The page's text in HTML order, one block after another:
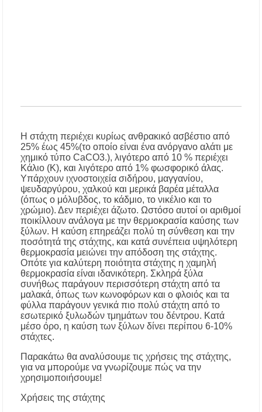
Υποχρεωτικά μέσω τράπεζας τα ενοίκια από
την 1η Οκτωβρίου 2026 – Τι αλλάζει για
ιδιοκτήτες και ενοικιαστές
Η στάχτη περιέχει κυρίως ανθρακικό ασβέστιο από
25% έως 45%(το οποίο είναι ένα ανόργανο αλάτι με
χημικό τύπο CaCO3.), λιγότερο από 10 % περιέχει
Κάλιο (Κ), και λιγότερο από 1% φωσφορικό άλας.
Υπάρχουν ιχνοστοιχεία σιδήρου, μαγγανίου,
ψευδαργύρου, χαλκού και μερικά βαρέα μέταλλα
(όπως ο μόλυβδος, το κάδμιο, το νικέλιο και το
χρώμιο). Δεν περιέχει άζωτο. Ωστόσο αυτοί οι αριθμοί
ποικίλλουν ανάλογα με την θερμοκρασία καύσης των
ξύλων. Η καύση επηρεάζει πολύ τη σύνθεση και την
ποσότητά της στάχτης, και κατά συνέπεια υψηλότερη
θερμοκρασία μειώνει την απόδοση της στάχτης.
Οπότε για καλύτερη ποιότητα στάχτης η χαμηλή
θερμοκρασία είναι ιδανικότερη. Σκληρά ξύλα
συνήθως παράγουν περισσότερη στάχτη από τα
μαλακά, όπως των κωνοφόρων και ο φλοιός και τα
φύλλα παράγουν γενικά πιο πολύ στάχτη από το
εσωτερικό ξυλωδών τμημάτων του δέντρου. Κατά
μέσο όρο, η καύση των ξύλων δίνει περίπου 6-10%
στάχτες.
Παρακάτω θα αναλύσουμε τις χρήσεις της στάχτης,
για να μπορούμε να γνωρίζουμε πώς να την
χρησιμοποιήσουμε!
Χρήσεις της στάχτης